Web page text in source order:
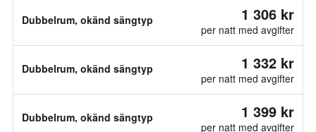
Dubbelrum, okänd sängtyp 1 306 kr
per natt med avgifter
Dubbelrum, okänd sängtyp 1 332 kr
per natt med avgifter
Dubbelrum, okänd sängtyp 1 399 kr
per natt med avgifter